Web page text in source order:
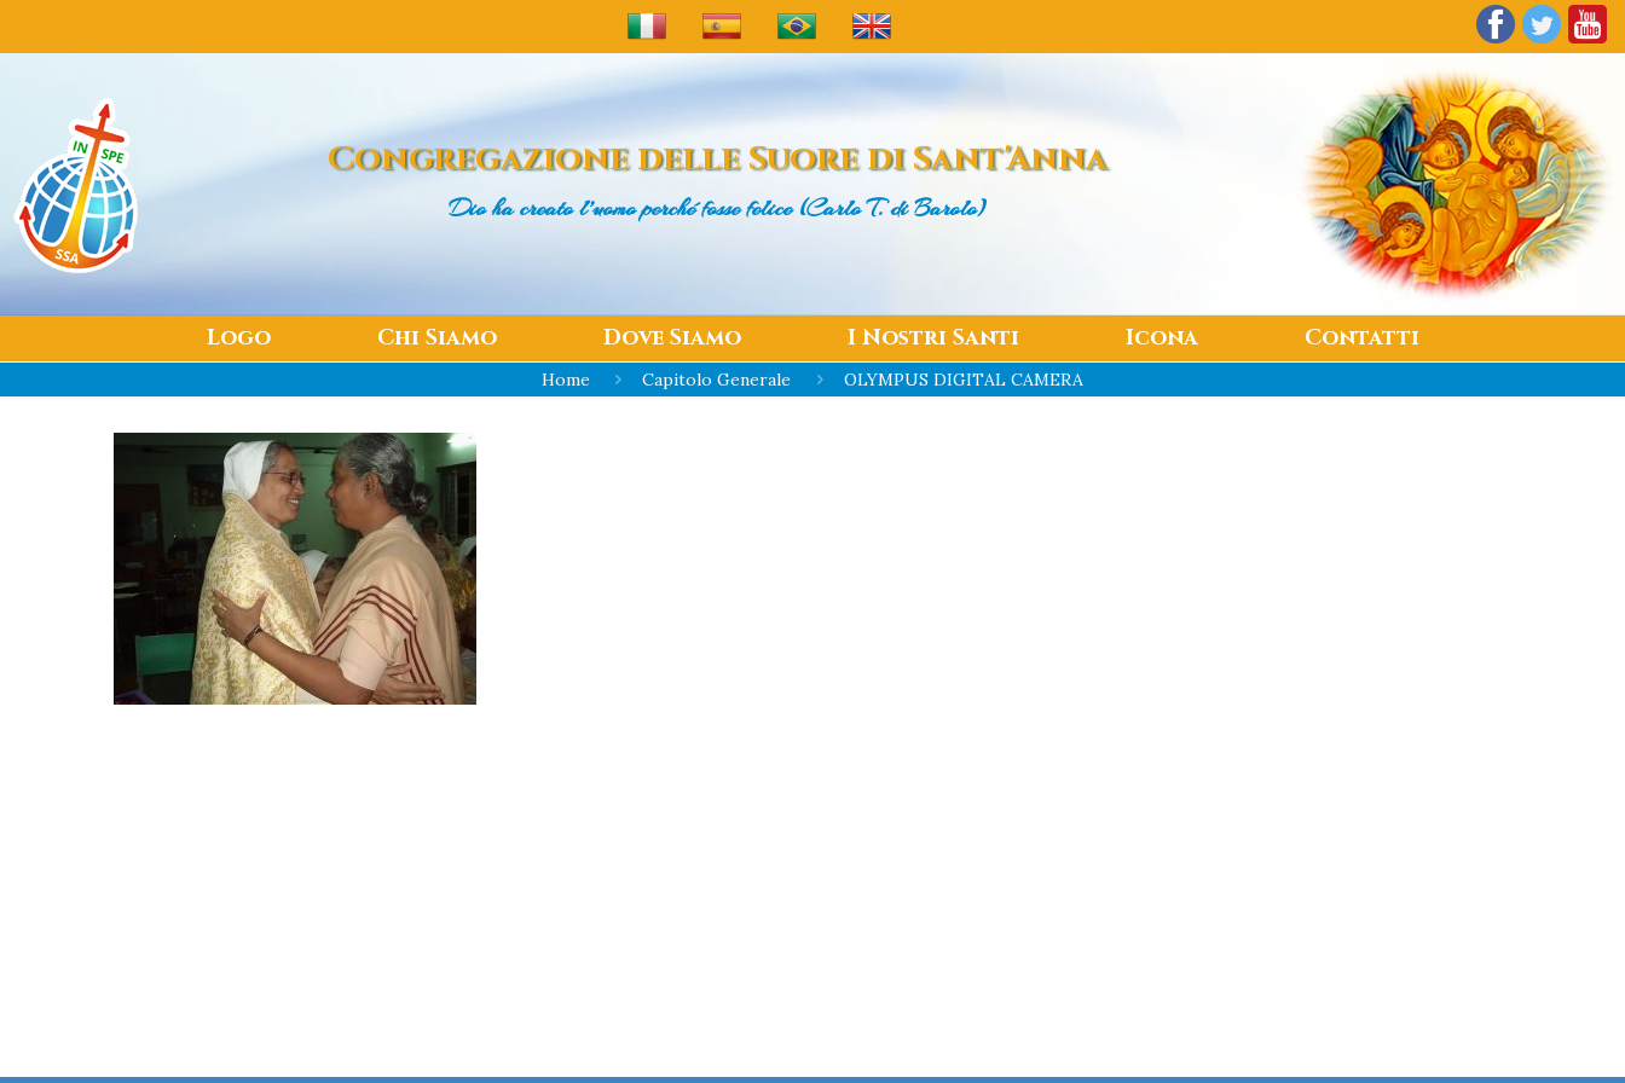
Congregazione delleSuore di Sant'Anna
Dio ha creato l’uomoperché fosse felice (Carlo T. di Barolo)
Logo Chi Siamo Dove Siamo I Nostri Santi Icona Contatti
Home Capitolo Generale OLYMPUS DIGITAL CAMERA